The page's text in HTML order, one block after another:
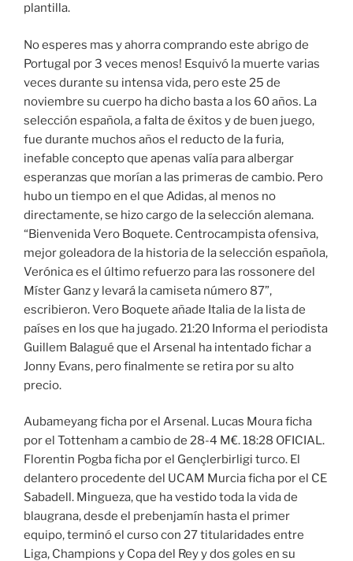
plantilla.
No esperes mas y ahorra comprando este abrigo de
Portugal por 3 veces menos! Esquivó la muerte varias
veces durante su intensa vida, pero este 25 de
noviembre su cuerpo ha dicho basta a los 60 años. La
selección española, a falta de éxitos y de buen juego,
fue durante muchos años el reducto de la furia,
inefable concepto que apenas valía para albergar
esperanzas que morían a las primeras de cambio. Pero
hubo un tiempo en el que Adidas, al menos no
directamente, se hizo cargo de la selección alemana.
“Bienvenida Vero Boquete. Centrocampista ofensiva,
mejor goleadora de la historia de la selección española,
Verónica es el último refuerzo para las rossonere del
Míster Ganz y levará la camiseta número 87”,
escribieron. Vero Boquete añade Italia de la lista de
países en los que ha jugado. 21:20 Informa el periodista
Guillem Balagué que el Arsenal ha intentado fichar a
Jonny Evans, pero finalmente se retira por su alto
precio.
Aubameyang ficha por el Arsenal. Lucas Moura ficha
por el Tottenham a cambio de 28-4 M€. 18:28 OFICIAL.
Florentin Pogba ficha por el Gençlerbirligi turco. El
delantero procedente del UCAM Murcia ficha por el CE
Sabadell. Mingueza, que ha vestido toda la vida de
blaugrana, desde el prebenjamín hasta el primer
equipo, terminó el curso con 27 titularidades entre
Liga, Champions y Copa del Rey y dos goles en su